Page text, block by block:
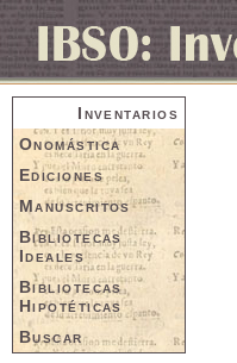
Inventarios
Onomástica
Ediciones
Manuscritos
Bibliotecas
Ideales
Bibliotecas
Hipotéticas
Buscar